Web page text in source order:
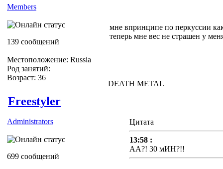
Members
139 сообщений
Местоположение: Russia
Род занятий:
Возраст: 36
мне впринципе по перкуссии
теперь мне вес не страшен у
DEATH METAL
Freestyler
Administrators
699 сообщений
Цитата
13:58 :
АА?! 30 мИН?!!